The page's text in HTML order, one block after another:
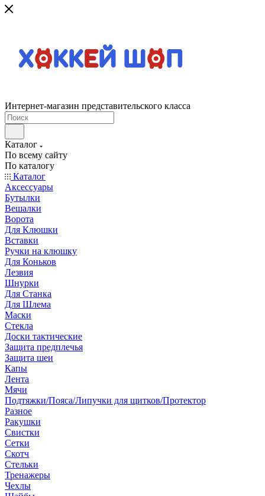
Интернет-магазин представительского класса
Каталог
По всему сайту
По каталогу
Каталог
Аксессуары
Бутылки
Вешалки
Ворота
Для Клюшки
Вставки
Ручки на клюшку
Для Коньков
Лезвия
Шнурки
Для Станка
Для Шлема
Маски
Стекла
Доски тактические
Защита предплечья
Защита шеи
Капы
Лента
Мячи
Подтяжки/Пояса/Липучки для щитков/Протектор
Разное
Ракушки
Свистки
Сетки
Скотч
Стельки
Тренажеры
Чехлы